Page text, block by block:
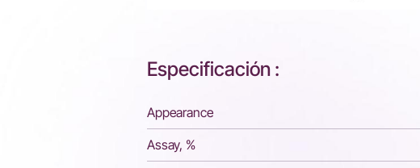
Especificación :
Appearance
Assay, %